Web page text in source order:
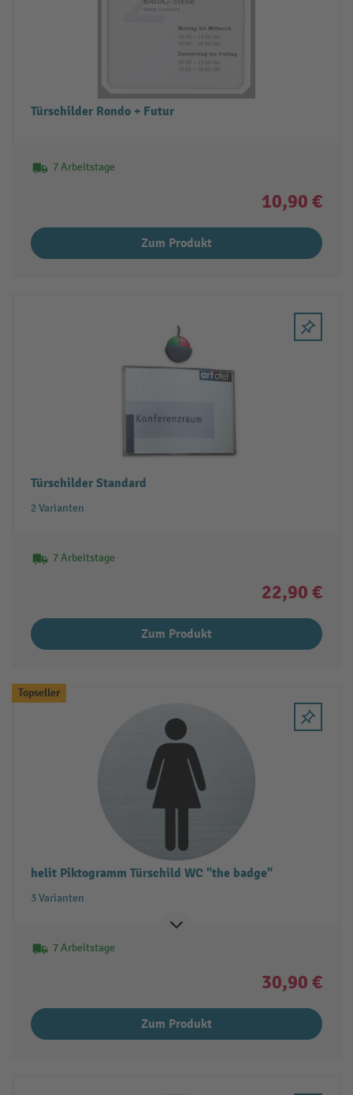
Türschilder Rondo + Futur
7 Arbeitstage
10,90 €
Zum Produkt
Türschilder Standard
2 Varianten
7 Arbeitstage
22,90 €
Zum Produkt
Topseller
helit Piktogramm Türschild WC "the badge"
3 Varianten
7 Arbeitstage
30,90 €
Zum Produkt